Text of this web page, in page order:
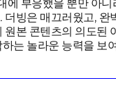
에 부응했을 뿐만 아니
더빙은 매끄러웠고, 완
원본 콘텐츠의 의도된
는 놀라운 능력을 보